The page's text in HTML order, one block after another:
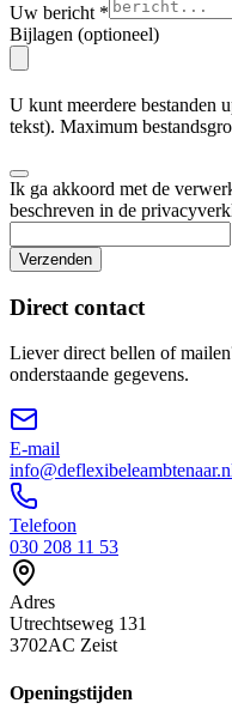
Uw bericht *
Bijlagen (optioneel)
U kunt meerdere bestanden
tekst). Maximum
Ik ga akkoord met de
beschreven in de
Verzenden
Direct contact
Liever direct bellen of
onderstaande gegevens.
E-mail
Telefoon
030 208 11 53
Adres
Utrechtseweg 131
3702AC Zeist
Openingstijden